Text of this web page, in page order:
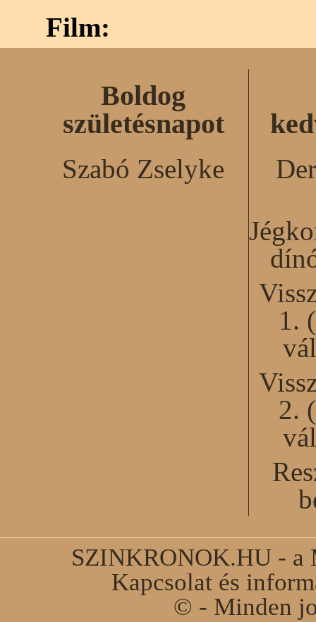
Film:
Boldog
születésnapot
Szabó Zselyke
1.
2.
SZINKRONOK.HU - a
Kapcsolat és
© - Minden